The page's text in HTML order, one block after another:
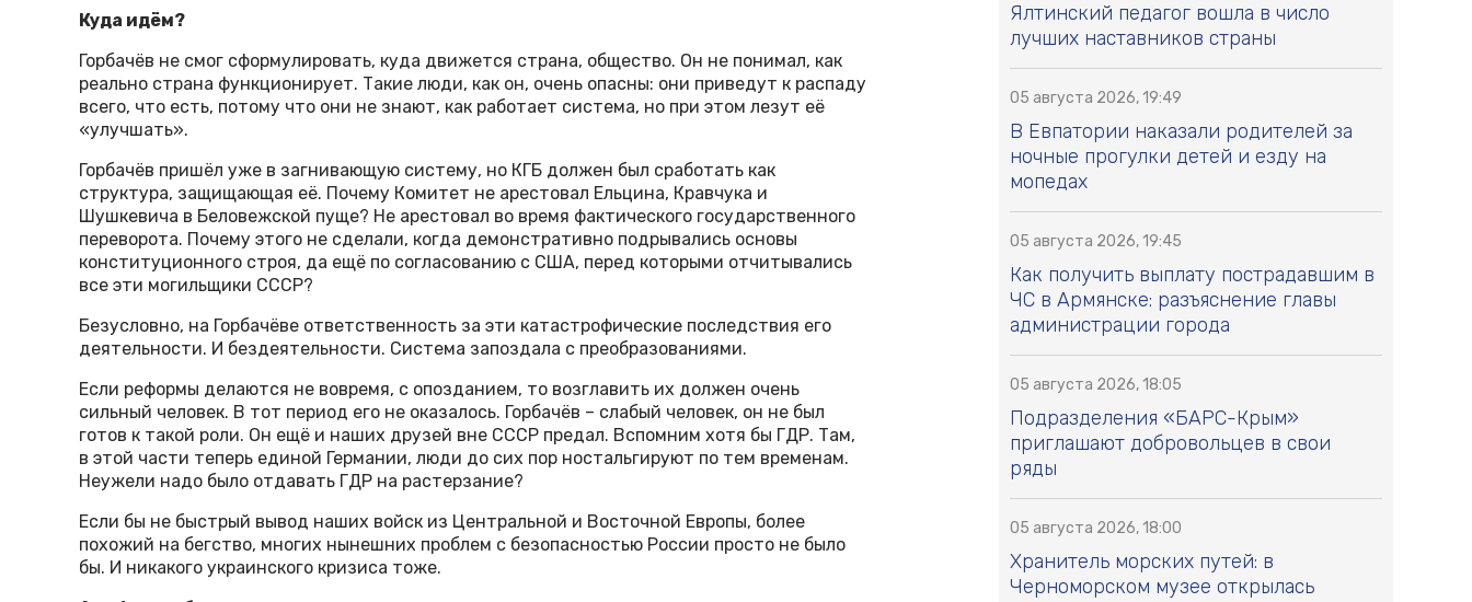
Куда идём?
Горбачёв не смог сформулировать, куда движется страна, общество. Он не понимал, как
реально страна функционирует. Такие люди, как он, очень опасны: они приведут к распаду
всего, что есть, потому что они не знают, как работает система, но при этом лезут её
«улучшать».
Горбачёв пришёл уже в загнивающую систему, но КГБ должен был сработать как
структура, защищающая её. Почему Комитет не арестовал Ельцина, Кравчука и
Шушкевича в Беловежской пуще? Не арестовал во время фактического государственного
переворота. Почему этого не сделали, когда демонстративно подрывались основы
конституционного строя, да ещё по согласованию с США, перед которыми отчитывались
все эти могильщики СССР?
Безусловно, на Горбачёве ответственность за эти катастрофические последствия его
деятельности. И бездеятельности. Система запоздала с преобразованиями.
Если реформы делаются не вовремя, с опозданием, то возглавить их должен очень
сильный человек. В тот период его не оказалось. Горбачёв – слабый человек, он не был
готов к такой роли. Он ещё и наших друзей вне СССР предал. Вспомним хотя бы ГДР. Там,
в этой части теперь единой Германии, люди до сих пор ностальгируют по тем временам.
Неужели надо было отдавать ГДР на растерзание?
Если бы не быстрый вывод наших войск из Центральной и Восточной Европы, более
похожий на бегство, многих нынешних проблем с безопасностью России просто не было
бы. И никакого украинского кризиса тоже.
Ялтинский педагог вошла в число
лучших наставников страны
05 августа 2026, 19:49
В Евпатории наказали родителей за
ночные прогулки детей и езду на
мопедах
05 августа 2026, 19:45
Как получить выплату пострадавшим в
ЧС в Армянске: разъяснение главы
администрации города
05 августа 2026, 18:05
Подразделения «БАРС-Крым»
приглашают добровольцев в свои
ряды
05 августа 2026, 18:00
Хранитель морских путей: в
Черноморском музее открылась